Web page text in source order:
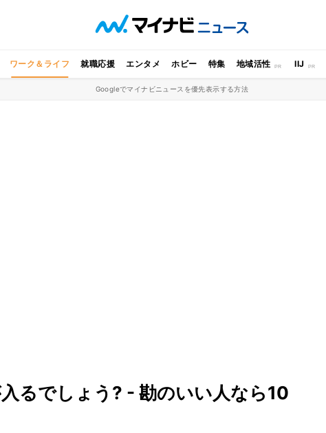
ワーク＆ライフ 就職応援 エンタメ ホビー 特集 地域活性 IIJ
Googleでマイナビニュースを優先表示する方法
るでしょう? - 勘のいい人なら10